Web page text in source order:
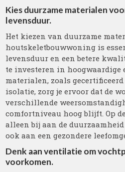
Kies duurzame materialen
levensduur.
Het kiezen van duurzame
houtskeletbouwwoning is
levensduur en een betere
te investeren in
materialen, zoals
isolatie, zorg je ervoor dat de
verschillende
comfortniveau hoog blijft. Op
alleen bij aan de
ook aan een gezondere
Denk aan ventilatie om
voorkomen.